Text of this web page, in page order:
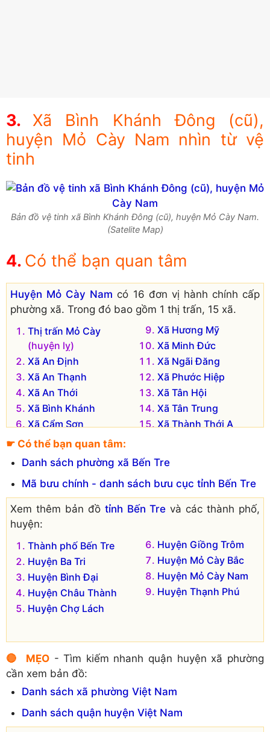
Xã Bình Khánh Đông (cũ),
huyện Mỏ Cày Nam nhìn từ vệ
tinh
Bản đồ vệ tinh xã Bình Khánh Đông (cũ), huyện Mỏ Cày Nam.
(Satelite Map)
Có thể bạn quan tâm
Huyện Mỏ Cày Nam có 16 đơn vị hành chính cấp
phường xã. Trong đó bao gồm 1 thị trấn, 15 xã.
Thị trấn Mỏ Cày
(huyện lỵ)
Xã An Định
Xã An Thạnh
Xã An Thới
Xã Bình Khánh
Xã Cẩm Sơn
Xã Đa Phước Hội
Xã Định Thủy
Xã Hương Mỹ
Xã Minh Đức
Xã Ngãi Đăng
Xã Phước Hiệp
Xã Tân Hội
Xã Tân Trung
Xã Thành Thới A
Xã Bình Khánh Đông
Xã Bình Khánh Tây
☛ Có thể bạn quan tâm:
Danh sách phường xã Bến Tre
Mã bưu chính - danh sách bưu cục tỉnh Bến Tre
Xem thêm bản đồ tỉnh Bến Tre và các thành phố,
huyện:
Thành phố Bến Tre
Huyện Ba Tri
Huyện Bình Đại
Huyện Châu Thành
Huyện Chợ Lách
Huyện Giồng Trôm
Huyện Mỏ Cày Bắc
Huyện Mỏ Cày Nam
Huyện Thạnh Phú
🔴 MẸO- Tìm kiếm nhanh quận huyện xã phường
cần xem bản đồ:
Danh sách xã phường Việt Nam
Danh sách quận huyện Việt Nam